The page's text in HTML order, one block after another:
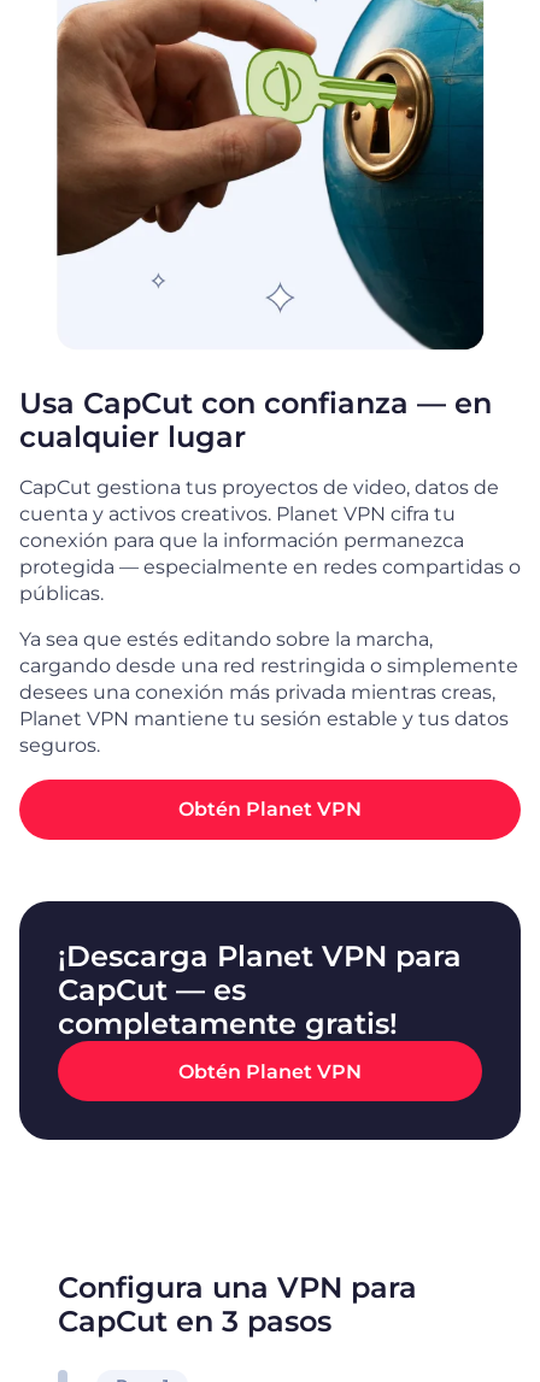
Usa CapCut con confianza — en
cualquier lugar
CapCut gestiona tus proyectos de video, datos de
cuenta y activos creativos. Planet VPN cifra tu
conexión para que la información permanezca
protegida — especialmente en redes compartidas o
públicas.
Ya sea que estés editando sobre la marcha,
cargando desde una red restringida o simplemente
desees una conexión más privada mientras creas,
Planet VPN mantiene tu sesión estable y tus datos
seguros.
Obtén Planet VPN
¡Descarga Planet VPN para
CapCut — es
completamente gratis!
Obtén Planet VPN
Configura una VPN para
CapCut en 3 pasos